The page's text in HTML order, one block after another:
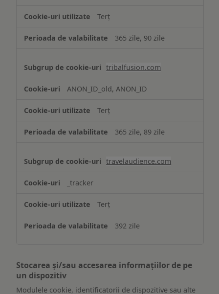
Terț
365 zile, 90 zile
tribalfusion.com
ANON_ID_old, ANON_ID
Terț
365 zile, 89 zile
travelaudience.com
_tracker
Terț
392 zile
Stocarea și/sau accesarea informațiilor de pe
un dispozitiv
Modulele cookie, identificatorii de dispozitive sau alte